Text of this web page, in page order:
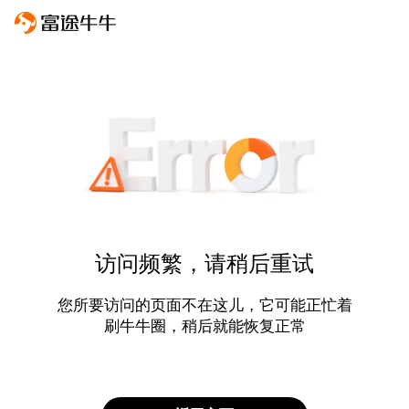
访问频繁，请稍后重试
您所要访问的页面不在这儿，它可能正忙着
刷牛牛圈，稍后就能恢复正常